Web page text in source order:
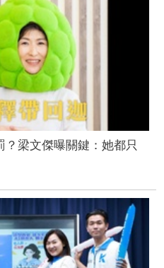
梁文傑曝關鍵：她都只